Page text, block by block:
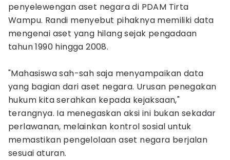
penyelewengan aset negara di PDAM Tirta
Wampu. Randi menyebut pihaknya memiliki data
mengenai aset yang hilang sejak pengadaan
tahun 1990 hingga 2008.
"Mahasiswa sah-sah saja menyampaikan data
yang bagian dari aset negara. Urusan penegakan
hukum kita serahkan kepada kejaksaan,"
terangnya. Ia menegaskan aksi ini bukan sekadar
perlawanan, melainkan kontrol sosial untuk
memastikan pengelolaan aset negara berjalan
sesuai aturan.